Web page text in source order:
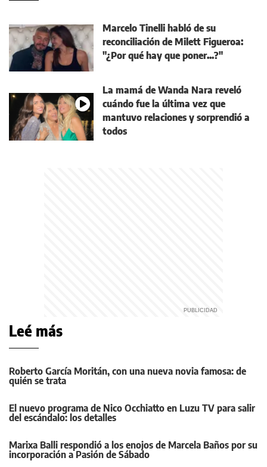
Marcelo Tinelli habló de su
reconciliación de Milett Figueroa:
"¿Por qué hay que poner...?"
La mamá de Wanda Nara reveló
cuándo fue la última vez que
mantuvo relaciones y sorprendió a
todos
Leé más
Roberto García Moritán, con una nueva novia famosa: de
quién se trata
El nuevo programa de Nico Occhiatto en Luzu TV para salir
del escándalo: los detalles
Marixa Balli respondió a los enojos de Marcela Baños por su
incorporación a Pasión de Sábado